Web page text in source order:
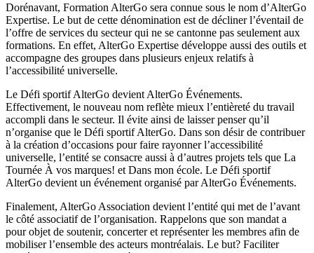
Dorénavant, Formation AlterGo sera connue sous le nom d’AlterGo
Expertise. Le but de cette dénomination est de décliner l’éventail de
l’offre de services du secteur qui ne se cantonne pas seulement aux
formations. En effet, AlterGo Expertise développe aussi des outils et
accompagne des groupes dans plusieurs enjeux relatifs à
l’accessibilité universelle.
Le Défi sportif AlterGo devient AlterGo Événements.
Effectivement, le nouveau nom reflète mieux l’entièreté du travail
accompli dans le secteur. Il évite ainsi de laisser penser qu’il
n’organise que le Défi sportif AlterGo. Dans son désir de contribuer
à la création d’occasions pour faire rayonner l’accessibilité
universelle, l’entité se consacre aussi à d’autres projets tels que La
Tournée À vos marques! et Dans mon école. Le Défi sportif
AlterGo devient un événement organisé par AlterGo Événements.
Finalement, AlterGo Association devient l’entité qui met de l’avant
le côté associatif de l’organisation. Rappelons que son mandat a
pour objet de soutenir, concerter et représenter les membres afin de
mobiliser l’ensemble des acteurs montréalais. Le but? Faciliter